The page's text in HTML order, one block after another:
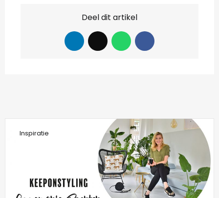
Deel dit artikel
Inspiratie